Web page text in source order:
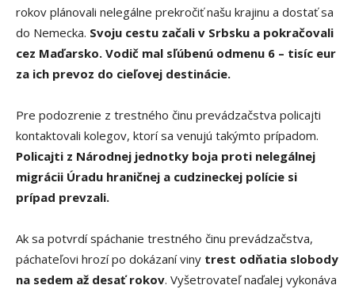
rokov plánovali nelegálne prekročiť našu krajinu a dostať sa
do Nemecka. Svoju cestu začali v Srbsku a pokračovali
cez Maďarsko. Vodič mal sľúbenú odmenu 6 – tisíc eur
za ich prevoz do cieľovej destinácie.
Pre podozrenie z trestného činu prevádzačstva policajti
kontaktovali kolegov, ktorí sa venujú takýmto prípadom.
Policajti z Národnej jednotky boja proti nelegálnej
migrácii Úradu hraničnej a cudzineckej polície si
prípad prevzali.
Ak sa potvrdí spáchanie trestného činu prevádzačstva,
páchateľovi hrozí po dokázaní viny trest odňatia slobody
na sedem až desať rokov. Vyšetrovateľ naďalej vykonáva